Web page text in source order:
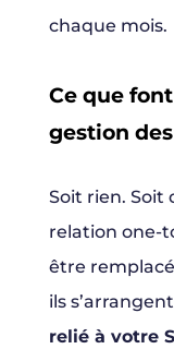
chaque mois.
Ce que
gestion
Soit rien. Soit
relation one-
être
ils
relié à votre